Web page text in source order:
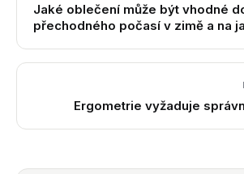
Jaké oblečení může být vhodné
přechodného počasí v zimě a na
Ergometrie vyžaduje